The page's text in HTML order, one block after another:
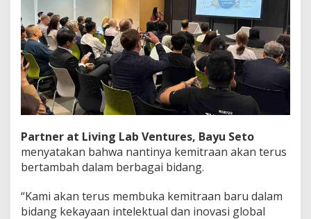
Partner at Living Lab Ventures, Bayu Seto
menyatakan bahwa nantinya kemitraan akan terus
bertambah dalam berbagai bidang.
“Kami akan terus membuka kemitraan baru dalam
bidang kekayaan intelektual dan inovasi global